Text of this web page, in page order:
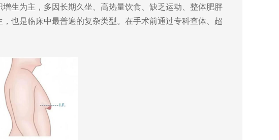
增生为主 ， 多因长期久坐、高热量饮食、缺乏运动、整体肥胖
， 也是临床中最普遍的复杂类型。 在手术前通过专科查体、超